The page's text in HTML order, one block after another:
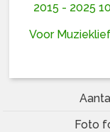
2015 - 2025
Voor
Foto